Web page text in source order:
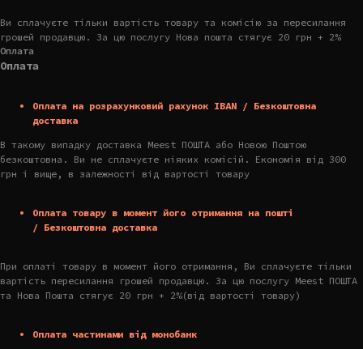
Ви сплачуєте тільки вартість товару та комісію за пересилання
грошей продавцю. За цю послугу Нова пошта стягує 20 грн + 2%
Оплата
Оплата
Оплата на розрахунковий рахунок IBAN / Безкоштовна
доставка
В такому випадку доставка Meest ПОШТА або Новою Поштою
безкоштовна. Ви не сплачуєте ніяких комісій. Економія від 300
грн і вище, в залежності від вартості товару
Оплата товару в момент його отримання на пошті
/ Безкоштовна доставка
При оплаті товару в момент його отримання, Ви сплачуєте тільки
вартість пересилання грошей продавцю. За цю послугу Meest ПОШТА
та Нова Пошта стягує 20 грн + 2%(від вартості товару)
Оплата частинами від монобанк